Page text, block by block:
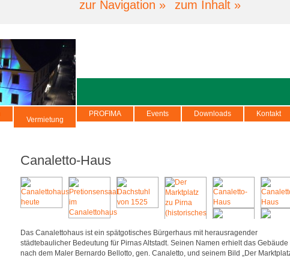
zur Navigation » zum Inhalt »
Vermietung
PROFIMA Events Downloads Kontakt
Canaletto-Haus
Das Canalettohaus ist ein spätgotisches Bürgerhaus mit herausragender
städtebaulicher Bedeutung für Pirnas Altstadt. Seinen Namen erhielt das Gebäude
nach dem Maler Bernardo Bellotto, gen. Canaletto, und seinem Bild „Der